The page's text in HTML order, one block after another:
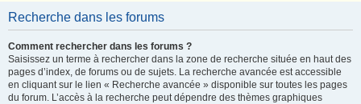
Recherche dans les forums
Comment rechercher dans les forums ?
Saisissez un terme à rechercher dans la zone de recherche située en haut des
pages d’index, de forums ou de sujets. La recherche avancée est accessible
en cliquant sur le lien « Recherche avancée » disponible sur toutes les pages
du forum. L’accès à la recherche peut dépendre des thèmes graphiques